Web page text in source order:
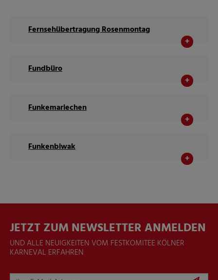
Fernsehübertragung Rosenmontag
Fundbüro
Funkemariechen
Funkenbiwak
JETZT ZUM NEWSLETTER ANMELDEN
UND ALLE NEUIGKEITEN VOM FESTKOMITEE KÖLNER
KARNEVAL ERFAHREN